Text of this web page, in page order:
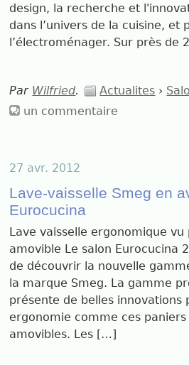
design, la recherche et
dans l’univers de la cuisine, et
l’électroménager. Sur près de
Par Wilfried. Actualites ›
un commentaire
27 avr. 2012
Lave-vaisselle Smeg en
Eurocucina
Lave vaisselle ergonomique vu
amovible Le salon Eurocucina
de découvrir la nouvelle
la marque Smeg. La gamme
présente de belles innovations
ergonomie comme ces
amovibles. Les […]